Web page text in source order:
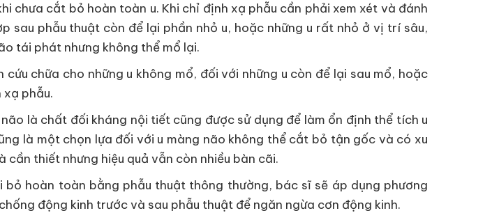
chưa cắt bỏ hoàn toàn u. Khi chỉ định xạ phẫu cần phải xem xét và đánh
phẫu thuật còn để lại phần nhỏ u, hoặc những u rất nhỏ ở vị trí sâu,
tái phát nhưng không thể mổ lại.
chữa cho những u không mổ, đối với những u còn để lại sau mổ, hoặc
phẫu.
là chất đối kháng nội tiết cũng được sử dụng để làm ổn định thể tích u
là một chọn lựa đối với u màng não không thể cắt bỏ tận gốc và có xu
thiết nhưng hiệu quả vẫn còn nhiều bàn cãi.
hoàn toàn bằng phẫu thuật thông thường, bác sĩ sẽ áp dụng phương
động kinh trước và sau phẫu thuật để ngăn ngừa cơn động kinh.